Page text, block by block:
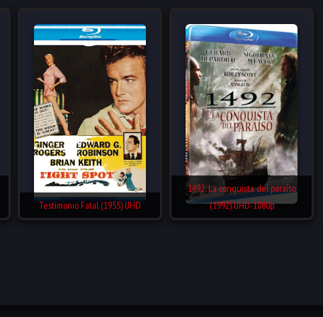
Testimonio Fatal (1955) UHD
1492: La conquista del paraíso
(1992) UHD-1080p